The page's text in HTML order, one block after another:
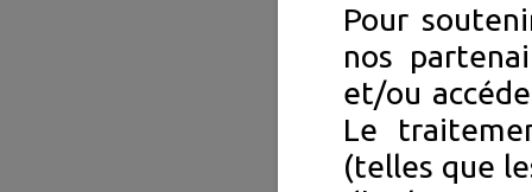
Pour
nos
et/ou
Le
(telles que